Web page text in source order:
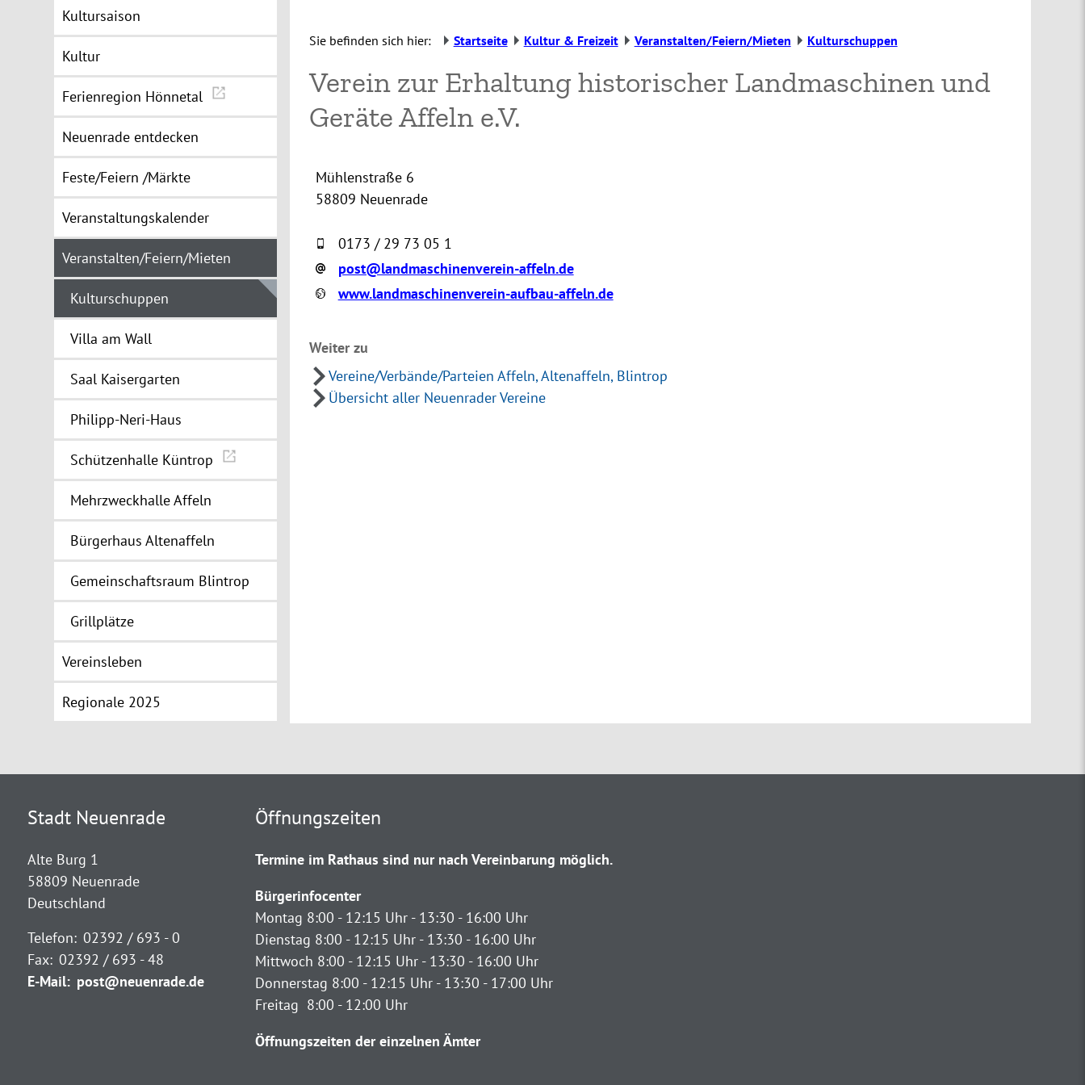
Kultursaison
Kultur
Ferienregion Hönnetal
Neuenrade entdecken
Feste/Feiern /Märkte
Veranstaltungskalender
Veranstalten/Feiern/Mieten
Kulturschuppen
Villa am Wall
Saal Kaisergarten
Philipp-Neri-Haus
Schützenhalle Küntrop
Mehrzweckhalle Affeln
Bürgerhaus Altenaffeln
Gemeinschaftsraum Blintrop
Grillplätze
Vereinsleben
Regionale 2025
Sie befinden sich hier: Startseite Kultur & Freizeit Veranstalten/Feiern/Mieten Kulturschuppen
Verein zur Erhaltung historischer Landmaschinen und
Geräte Affeln e.V.
Mühlenstraße 6
58809 Neuenrade
0173 / 29 73 05 1
post@landmaschinenverein-affeln.de
www.landmaschinenverein-aufbau-affeln.de
Weiter zu
Vereine/Verbände/Parteien Affeln, Altenaffeln, Blintrop
Übersicht aller Neuenrader Vereine
Stadt Neuenrade
Alte Burg 1
58809 Neuenrade
Deutschland
Telefon: 02392 / 693 - 0
Fax: 02392 / 693 - 48
E-Mail: post@neuenrade.de
Öffnungszeiten
Termine im Rathaus sind nur nach Vereinbarung möglich.
Bürgerinfocenter
Montag 8:00 - 12:15 Uhr - 13:30 - 16:00 Uhr
Dienstag 8:00 - 12:15 Uhr - 13:30 - 16:00 Uhr
Mittwoch 8:00 - 12:15 Uhr - 13:30 - 16:00 Uhr
Donnerstag 8:00 - 12:15 Uhr - 13:30 - 17:00 Uhr
Freitag 8:00 - 12:00 Uhr
Öffnungszeiten der einzelnen Ämter